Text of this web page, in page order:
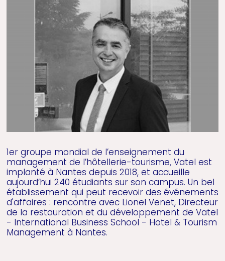
1er groupe mondial de l’enseignement du
management de l’hôtellerie-tourisme, Vatel est
implanté à Nantes depuis 2018, et accueille
aujourd’hui 240 étudiants sur son campus. Un bel
établissement qui peut recevoir des événements
d'affaires : rencontre avec Lionel Venet, Directeur
de la restauration et du développement de Vatel
- International Business School - Hotel & Tourism
Management à Nantes.